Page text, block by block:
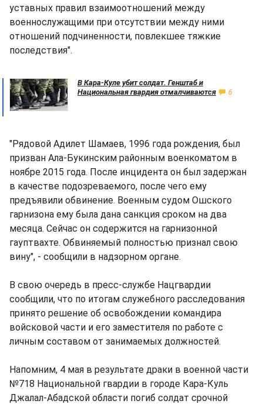
уставных правил взаимоотношений между
военнослужащими при отсутствии между ними
отношений подчиненности, повлекшее тяжкие
последствия".
В Кара-Куле убит солдат. Генштаб и
Национальная гвардия отмалчиваются
6
"Рядовой Адилет Шамаев, 1996 года рождения, был
призван Ала-Букинским районным военкоматом в
ноябре 2015 года. После инцидента он был задержан
в качестве подозреваемого, после чего ему
предъявили обвинение. Военным судом Ошского
гарнизона ему была дана санкция сроком на два
месяца. Сейчас он содержится на гарнизонной
гауптвахте. Обвиняемый полностью признал свою
вину", - сообщили в надзорном органе.
В свою очередь в пресс-службе Нацгвардии
сообщили, что по итогам служебного расследования
принято решение об освобождении командира
войсковой части и его заместителя по работе с
личным составом от занимаемых должностей.
Напомним, 4 мая в результате драки в военной части
№718 Национальной гвардии в городе Кара-Куль
Джалал-Абадской области погиб солдат срочной